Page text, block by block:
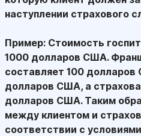
наступлении страхового
Пример: Стоимость
1000 долларов США.
составляет 100
долларов США, а
долларов США. Таким
между клиентом и
соответствии с